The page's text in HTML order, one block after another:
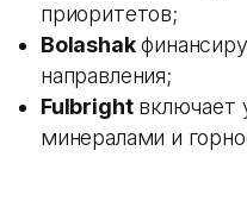
приоритетов;
Bolashak
направления;
Fulbrightвключает
минералами и